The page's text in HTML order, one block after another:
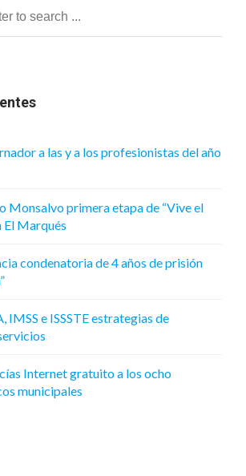
a las y a los profesionistas del año
Monsalvo primera etapa de “Vive el
El Marqués
condenatoria de 4 años de prisión
IMSS e ISSSTE estrategias de
Internet gratuito a los ocho
municipales